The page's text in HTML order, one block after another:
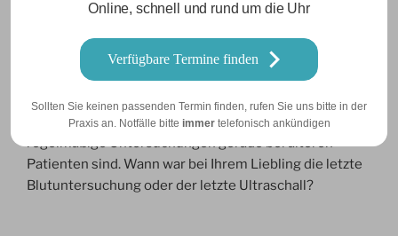
Online, schnell und rund um die Uhr
Verfügbare Termine finden
Sollten Sie keinen passenden Termin finden, rufen Sie uns bitte in der
Praxis an. Notfälle bitte immertelefonisch ankündigen
Tumor, kann ein Tier daran sehr schnell versterben.
Auch Pearl hat sich von seiner OP wieder gut erholt
und zeigte auch bei weiteren Untersuchungen keine
Hinweise auf Metastasen.
Diese beiden Patienten zeigen wie wichtig
regelmäßige Untersuchungen gerade bei älteren
Patienten sind. Wann war bei Ihrem Liebling die letzte
Blutuntersuchung oder der letzte Ultraschall?